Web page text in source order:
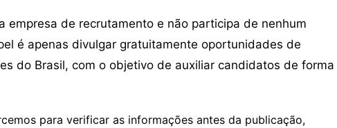
empresa de recrutamento e não participa de nenhum
é apenas divulgar gratuitamente oportunidades de
do Brasil, com o objetivo de auxiliar candidatos de forma
para verificar as informações antes da publicação,